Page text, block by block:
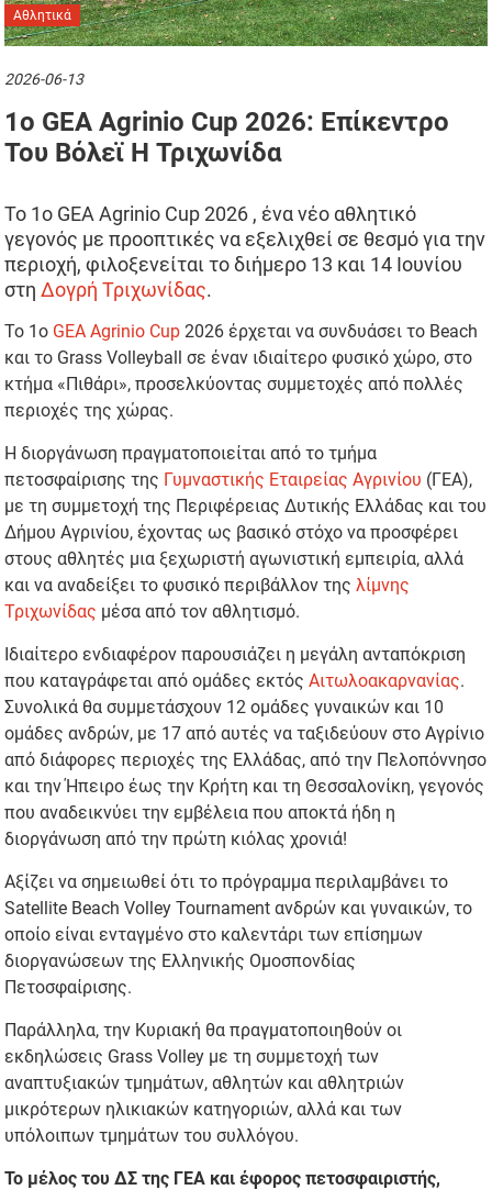
Αθλητικά
2026-06-13
1ο GEA Agrinio Cup 2026: Επίκεντρο
Του Βόλεϊ Η Τριχωνίδα
Το 1ο GEA Agrinio Cup 2026 , ένα νέο αθλητικό
γεγονός με προοπτικές να εξελιχθεί σε θεσμό για την
περιοχή, φιλοξενείται το διήμερο 13 και 14 Ιουνίου
στη Δογρή Τριχωνίδας.
Το 1ο GEA Agrinio Cup 2026 έρχεται να συνδυάσει το Beach
και το Grass Volleyball σε έναν ιδιαίτερο φυσικό χώρο, στο
κτήμα «Πιθάρι», προσελκύοντας συμμετοχές από πολλές
περιοχές της χώρας.
Η διοργάνωση πραγματοποιείται από το τμήμα
πετοσφαίρισης της Γυμναστικής Εταιρείας Αγρινίου (ΓΕΑ),
με τη συμμετοχή της Περιφέρειας Δυτικής Ελλάδας και του
Δήμου Αγρινίου, έχοντας ως βασικό στόχο να προσφέρει
στους αθλητές μια ξεχωριστή αγωνιστική εμπειρία, αλλά
και να αναδείξει το φυσικό περιβάλλον της λίμνης
Τριχωνίδας μέσα από τον αθλητισμό.
Ιδιαίτερο ενδιαφέρον παρουσιάζει η μεγάλη ανταπόκριση
που καταγράφεται από ομάδες εκτόςΑιτωλοακαρνανίας.
Συνολικά θα συμμετάσχουν 12 ομάδες γυναικών και 10
ομάδες ανδρών, με 17 από αυτές να ταξιδεύουν στο Αγρίνιο
από διάφορες περιοχές της Ελλάδας, από την Πελοπόννησο
και την Ήπειρο έως την Κρήτη και τη Θεσσαλονίκη, γεγονός
που αναδεικνύει την εμβέλεια που αποκτά ήδη η
διοργάνωση από την πρώτη κιόλας χρονιά!
Αξίζει να σημειωθεί ότι το πρόγραμμα περιλαμβάνει το
Satellite Beach Volley Tournament ανδρών και γυναικών, το
οποίο είναι ενταγμένο στο καλεντάρι των επίσημων
διοργανώσεων της Ελληνικής Ομοσπονδίας
Πετοσφαίρισης.
Παράλληλα, την Κυριακή θα πραγματοποιηθούν οι
εκδηλώσεις Grass Volley με τη συμμετοχή των
αναπτυξιακών τμημάτων, αθλητών και αθλητριών
μικρότερων ηλικιακών κατηγοριών, αλλά και των
υπόλοιπων τμημάτων του συλλόγου.
Το μέλος του ΔΣ της ΓΕΑ και έφορος πετοσφαιριστής,